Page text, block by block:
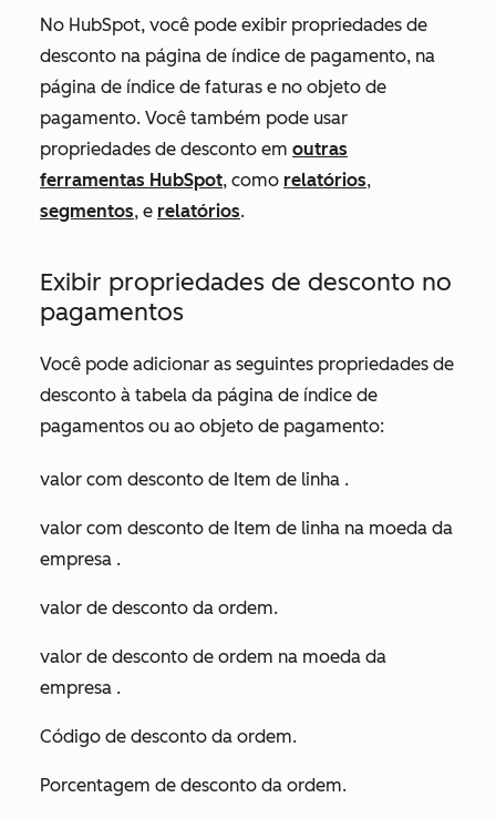
No HubSpot, você pode exibir propriedades de
desconto na página de índice de pagamento, na
página de índice de faturas e no objeto de
pagamento. Você também pode usar
propriedades de desconto em outras
ferramentas HubSpot, como relatórios,
segmentos, e relatórios.
Exibir propriedades de desconto no
pagamentos
Você pode adicionar as seguintes propriedades de
desconto à tabela da página de índice de
pagamentos ou ao objeto de pagamento:
valor com desconto de Item de linha .
valor com desconto de Item de linha na moeda da
empresa .
valor de desconto da ordem.
valor de desconto de ordem na moeda da
empresa .
Código de desconto da ordem.
Porcentagem de desconto da ordem.